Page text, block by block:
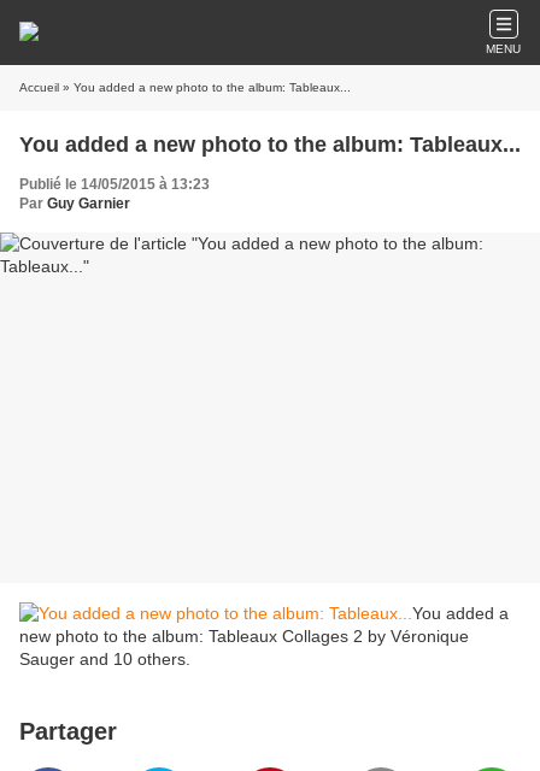
MENU
Accueil » You added a new photo to the album: Tableaux...
You added a new photo to the album: Tableaux...
Publié le 14/05/2015 à 13:23
Par Guy Garnier
You added a
new photo to the album: Tableaux Collages 2 by Véronique
Sauger and 10 others.
Partager